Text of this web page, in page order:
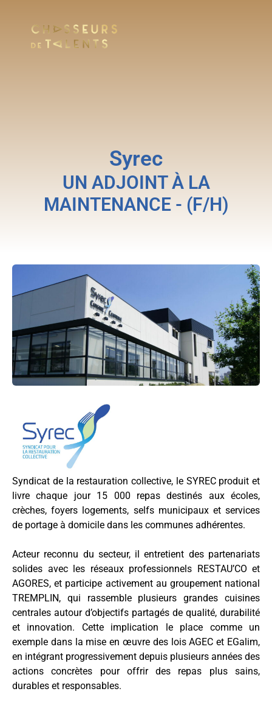
Syrec
UN ADJOINT À LA
MAINTENANCE - (F/H)
Syndicat de la restauration collective, le SYREC produit et
livre chaque jour 15 000 repas destinés aux écoles,
crèches, foyers logements, selfs municipaux et services
de portage à domicile dans les communes adhérentes.
Acteur reconnu du secteur, il entretient des partenariats
solides avec les réseaux professionnels RESTAU’CO et
AGORES, et participe activement au groupement national
TREMPLIN, qui rassemble plusieurs grandes cuisines
centrales autour d’objectifs partagés de qualité, durabilité
et innovation. Cette implication le place comme un
exemple dans la mise en œuvre des lois AGEC et EGalim,
en intégrant progressivement depuis plusieurs années des
actions concrètes pour offrir des repas plus sains,
durables et responsables.